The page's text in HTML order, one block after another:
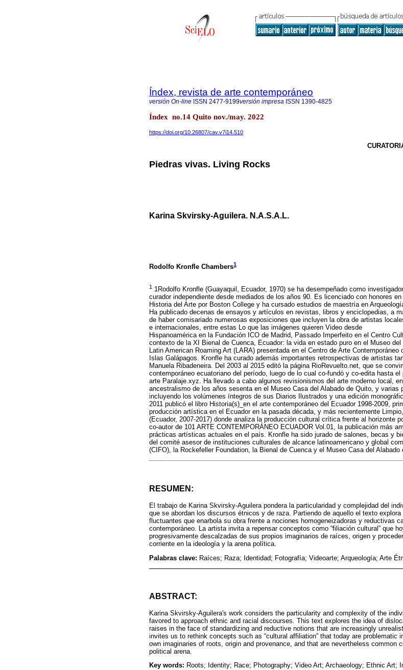
Índex, revista de arte contemporáneo
versión On-line ISSN 2477-9199versión impresa ISSN 1390-4825
Índex no.14 Quito nov./may. 2022
https://doi.org/10.26807/cav.v7i14.510
Piedras vivas. Living Rocks
Karina Skvirsky-Aguilera. N.A.S.A.L.
Rodolfo Kronfle Chambers1
1 1Rodolfo Kronfle (Guayaquil, Ecuador, 1970) se ha desempeñado como
curador independiente desde mediados de los años 90. Es licenciado con honores en
Historia del Arte por Boston College y ha cursado estudios de maestría en
Ha publicado decenas de ensayos y artículos en revistas, libros y enciclopedias, a
de haber comisariado numerosas exposiciones que incluyen la obra de artistas
e internacionales, entre estas Lo que las imágenes quieren Video desde
Hispanoamérica en la Fundación ICO de Madrid, Passado Imperfeito en el Centro
contexto de la XI Bienal de Cuenca, Ecuador: la vida en estado puro en el Museo
Latin American Roaming Art (LARA) presentada en el Centro de Arte
Islas Galápagos. Kronfle ha curado además importantes retrospectivas de artistas
Manuela Ribadeneira. Del 2003 al 2015 editó la página RioRevuelto.net, que se
contemporáneo ecuatoriano del período, luego de lo cual co-fundó y co-edita hasta
arte Paralaje.xyz. Ha llevado a cabo algunos revisionismos del arte moderno local,
ancestralismo de los años sesenta en el Museo Casa del Alabado de Quito, y varias
incluyendo los volúmenes íntegros de sus Diarios Ilustrados y una edición
2011 publicó el libro Historia(s)_en el arte contemporáneo del Ecuador 1998-2009,
producción artística en el Ecuador en la pasada década, y más recientemente
(Ecuador, 2007-2017) donde analiza la producción cultural crítica frente al horizonte
co-autor de 101 ARTE CONTEMPORÁNEO ECUADOR Vol.01, la publicación más
prácticas artísticas actuales en el país. Kronfle ha sido jurado de salones, becas y
del comité asesor de instituciones culturales de alcance latinoamericano y global
(CIFO), la Rockefeller Foundation, la Bienal de Cuenca y el Museo Casa del Alabado
RESUMEN:
El trabajo de Karina Skvirsky-Aguilera pondera la particularidad y complejidad del
que se abordan los discursos étnicos y de raza. Partiendo de aquello el texto
fluctuantes que enarbola su obra frente a nociones homogeneizadoras y reductivas
contemporáneo. La artista invita a repensar conceptos como “filiación cultural” que
progresivamente descalzadas de sus propios imaginarios de raíces, origen y
corriente en la ideología y la arena política.
Palabras clave: Raíces; Raza; Identidad; Fotografía; Videoarte; Arqueología; Arte
ABSTRACT:
Karina Skvirsky-Aguilera's work considers the particularity and complexity of the
favored to approach ethnic and racial discourses. This text explores the idea of
raises in the face of standardizing and reductive notions that are increasingly
invites us to rethink concepts such as “cultural affiliation” that today are
own imaginaries of roots, origin and provenance, and that are nevertheless common
political arena.
Key words: Roots; Identity; Race; Photography; Video Art; Archaeology; Ethnic Art;